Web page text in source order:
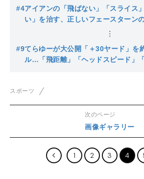
な「ボールの初速」「打ち出し角」
けるのは…
#4アイアンの「飛ばない」「スライス
い」を治す、正しいフェースターン
ハンドファーストにかかっています
#9てらゆーが大公開「＋30ヤード」を
ル…「飛距離」「ヘッドスピード」
スポーツ
次のページ
画像ギャラリー
1 2 3 4